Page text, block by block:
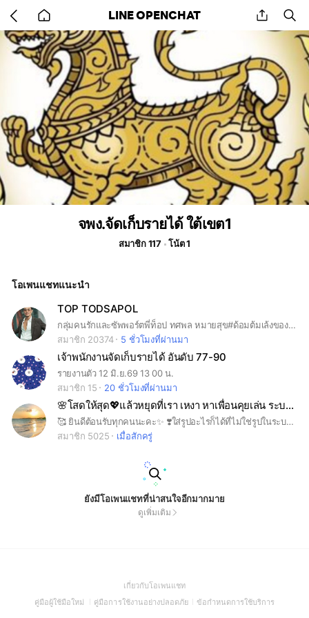
back
to
home
LINE OPENCHAT share
จพง.จัดเก็บรายได้​ ใต้เขต1
สมาชิก 117 โน้ต 1
โอเพนแชทแนะนำ
TOP TODSAPOL
กลุ่มคนรักและซัพพอร์ตพี่ท็อป ทศพล หมายสุข#ด้อมต้มเล้งของพี่ท็อป
สมาชิก 20374
5 ชั่วโมงที่ผ่านมา
เจ้าพนักงานจัดเก็บรายได้ อันดับ 77-90
รายงานตัว 12 มิ.ย.69 13 00 น.
สมาชิก 15
20 ชั่วโมงที่ผ่านมา
🌸โสดให้สุด💖แล้วหยุดที่เรา เหงา หาเพื่อนคุยเล่น ระบาย ความรัก✨
🥰 ยินดีต้อนรับทุกคนนะคะ✨ ❣️ใส่รูปอะไรก็ได้ที่ไม่ใช่รูปในระบบ❣️ 💓ชื่อที่ใส่อย่าเป็นช่องทางติดต่อน่ะ💓 😘กฎน้อย เพื่อนเยอะ😘 💕💕หาเพื่อน หาแฟน เฮฮา คลายเครียด อยากระบายเรายินดีรับฟัง เข้ามาคุยกันนะคะ❤️❤️
สมาชิก 5025
เมื่อสักครู่
ยังมีโอเพนแชทที่น่าสนใจอีกมากมาย
ดูเพิ่มเติม
เกี่ยวกับโอเพนแชท(Open
in
คู่มือผู้ใช้มือใหม่
(Open
คู่มือการใช้งานอย่างปลอดภัย(Open
ข้อกำหนดการใช้บริการ(Open